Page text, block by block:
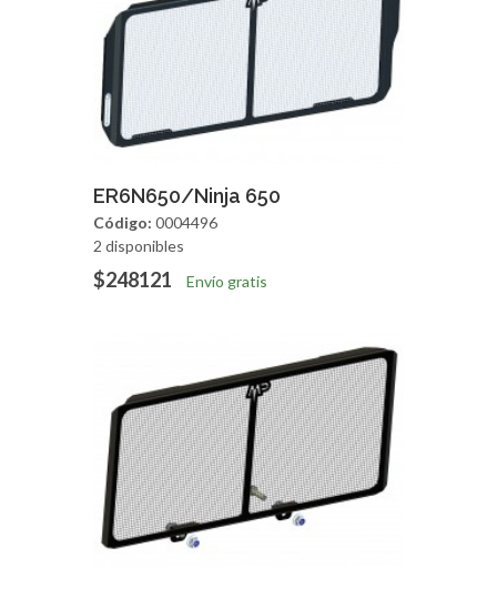
Agregar
ER6N650/Ninja 650
Código: 0004496
2 disponibles
$248121 Envío gratis